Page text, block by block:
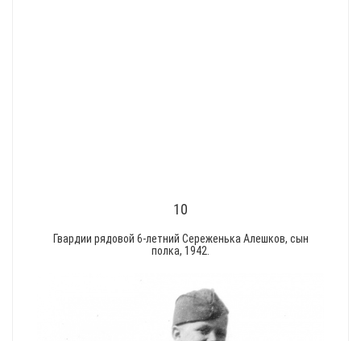
10
Гвардии рядовой 6-летний Сереженька Алешков, сын
полка, 1942.